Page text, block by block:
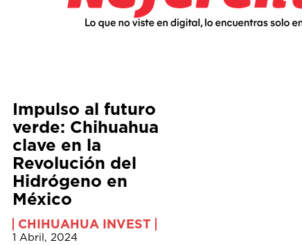
Impulso al futuro
verde: Chihuahua
clave en la
Revolución del
Hidrógeno en
México
CHIHUAHUA INVEST
1 Abril, 2024